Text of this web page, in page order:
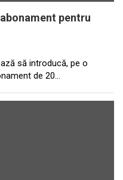
pentru
să introducă, pe o
de 20…